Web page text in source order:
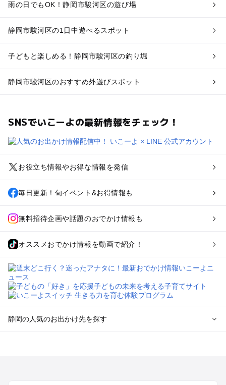
雨の日でもOK！静岡市駿河区の遊び場
静岡市駿河区の1日中遊べるスポット
子どもと楽しめる！静岡市駿河区の釣り堀
静岡市駿河区のおすすめ外遊びスポット
SNSでいこーよの最新情報をチェック！
お役立ち情報やお得な情報を発信
毎日更新！旬イベント&お得情報も
無料招待企画や話題のおでかけ情報も
オススメおでかけ情報を動画で紹介！
静岡の人気のお出かけ先を探す